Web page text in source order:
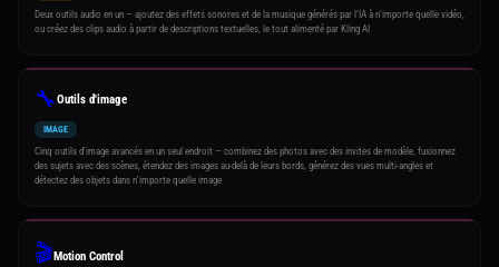
Deux outils audio en un — ajoutez des effets sonores et de la musique générés par l'IA à n'importe quelle vidéo,
ou créez des clips audio à partir de descriptions textuelles, le tout alimenté par Kling AI
🔧Outils d'image
IMAGE
Cinq outils d'image avancés en un seul endroit — combinez des photos avec des invites de modèle, fusionnez
des sujets avec des scènes, étendez des images au-delà de leurs bords, générez des vues multi-angles et
détectez des objets dans n'importe quelle image
🎬Motion Control